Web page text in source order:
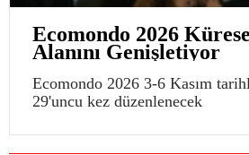
Ecomondo 2026
Alanını Genişletiyor
Ecomondo 2026 3-6 Kasım
29'uncu kez düzenlenecek